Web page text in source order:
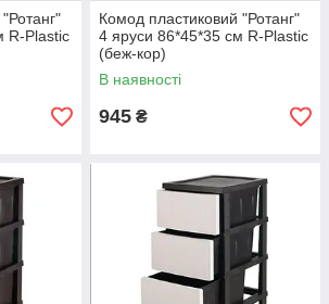
R-Plastic
Комод пластиковий "Ротанг"
4 яруси 86*45*35 см R-Plastic
(беж-кор)
В наявності
945 ₴